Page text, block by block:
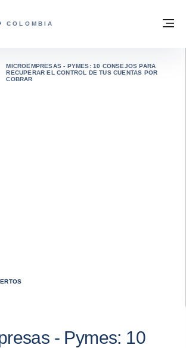
COFACE - FOR TRADE
COLOMBIA
principal
MICROEMPRESAS - PYMES: 10 CONSEJOS PARA
RECUPERAR EL CONTROL DE TUS CUENTAS POR
COBRAR
- Pymes: 10